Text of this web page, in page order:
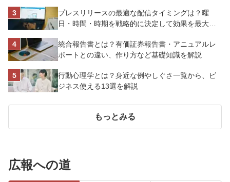
プレスリリースの最適な配信タイミングは？曜
日・時間・時期を戦略的に決定して効果を最大化
統合報告書とは？有価証券報告書・アニュアルレ
ポートとの違い、作り方など基礎知識を解説
行動心理学とは？身近な例やしぐさ一覧から、ビ
ジネス使える13選を解説
もっとみる
広報への道